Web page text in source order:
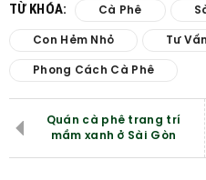
TỪ KHÓA: Cà Phê
Con Hẻm Nhỏ Tư Vấn
Phong Cách Cà Phê
Quán cà phê trang trí
mầm xanh ở Sài Gòn